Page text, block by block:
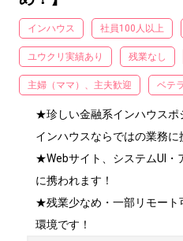
インハウス 社員100人以上
ユウクリ実績あり 残業なし
主婦（ママ）、主夫歓迎 ベテ
★珍しい金融系インハウスポ
インハウスならではの業務に
★Webサイト、システムUI・
に携われます！
★残業少なめ・一部リモート
環境です！